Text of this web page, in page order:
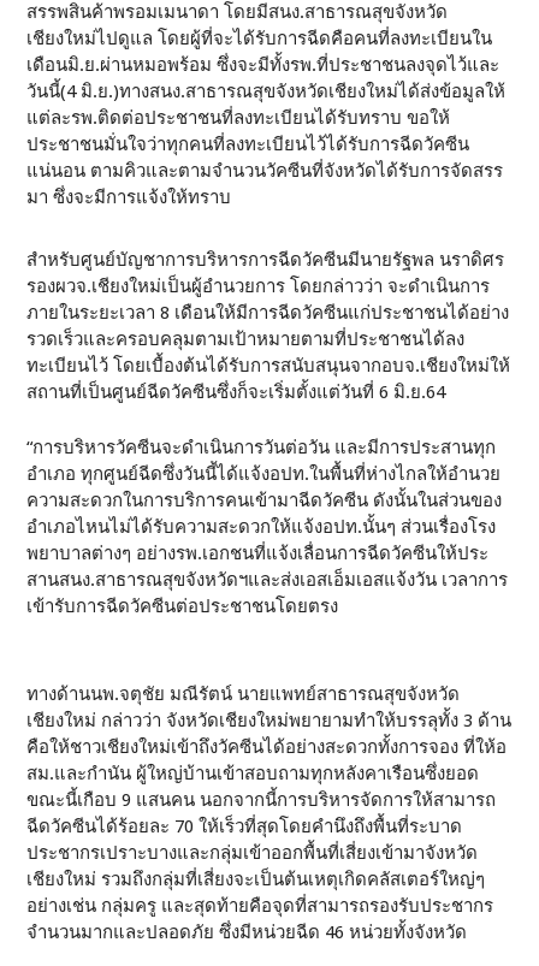
สรรพสินค้าพรอมเมนาดา โดยมีสนง.สาธารณสุขจังหวัด
เชียงใหม่ไปดูแล โดยผู้ที่จะได้รับการฉีดคือคนที่ลงทะเบียนใน
เดือนมิ.ย.ผ่านหมอพร้อม ซึ่งจะมีทั้งรพ.ที่ประชาชนลงจุดไว้และ
วันนี้(4 มิ.ย.)ทางสนง.สาธารณสุขจังหวัดเชียงใหม่ได้ส่งข้อมูลให้
แต่ละรพ.ติดต่อประชาชนที่ลงทะเบียนได้รับทราบ ขอให้
ประชาชนมั่นใจว่าทุกคนที่ลงทะเบียนไว้ได้รับการฉีดวัคซีน
แน่นอน ตามคิวและตามจำนวนวัคซีนที่จังหวัดได้รับการจัดสรร
มา ซึ่งจะมีการแจ้งให้ทราบ
สำหรับศูนย์บัญชาการบริหารการฉีดวัคซีนมีนายรัฐพล นราดิศร
รองผวจ.เชียงใหม่เป็นผู้อำนวยการ โดยกล่าวว่า จะดำเนินการ
ภายในระยะเวลา 8 เดือนให้มีการฉีดวัคซีนแก่ประชาชนได้อย่าง
รวดเร็วและครอบคลุมตามเป้าหมายตามที่ประชาชนได้ลง
ทะเบียนไว้ โดยเบื้องต้นได้รับการสนับสนุนจากอบจ.เชียงใหม่ให้
สถานที่เป็นศูนย์ฉีดวัคซีนซึ่งก็จะเริ่มตั้งแต่วันที่ 6 มิ.ย.64
“การบริหารวัคซีนจะดำเนินการวันต่อวัน และมีการประสานทุก
อำเภอ ทุกศูนย์ฉีดซึ่งวันนี้ได้แจ้งอปท.ในพื้นที่ห่างไกลให้อำนวย
ความสะดวกในการบริการคนเข้ามาฉีดวัคซีน ดังนั้นในส่วนของ
อำเภอไหนไม่ได้รับความสะดวกให้แจ้งอปท.นั้นๆ ส่วนเรื่องโรง
พยาบาลต่างๆ อย่างรพ.เอกชนที่แจ้งเลื่อนการฉีดวัคซีนให้ประ
สานสนง.สาธารณสุขจังหวัดฯและส่งเอสเอ็มเอสแจ้งวัน เวลาการ
เข้ารับการฉีดวัคซีนต่อประชาชนโดยตรง
ทางด้านนพ.จตุชัย มณีรัตน์ นายแพทย์สาธารณสุขจังหวัด
เชียงใหม่ กล่าวว่า จังหวัดเชียงใหม่พยายามทำให้บรรลุทั้ง 3 ด้าน
คือให้ชาวเชียงใหม่เข้าถึงวัคซีนได้อย่างสะดวกทั้งการจอง ที่ให้อ
สม.และกำนัน ผู้ใหญ่บ้านเข้าสอบถามทุกหลังคาเรือนซึ่งยอด
ขณะนี้เกือบ 9 แสนคน นอกจากนี้การบริหารจัดการให้สามารถ
ฉีดวัคซีนได้ร้อยละ 70 ให้เร็วที่สุดโดยคำนึงถึงพื้นที่ระบาด
ประชากรเปราะบางและกลุ่มเข้าออกพื้นที่เสี่ยงเข้ามาจังหวัด
เชียงใหม่ รวมถึงกลุ่มที่เสี่ยงจะเป็นต้นเหตุเกิดคลัสเตอร์ใหญ่ๆ
อย่างเช่น กลุ่มครู และสุดท้ายคือจุดที่สามารถรองรับประชากร
จำนวนมากและปลอดภัย ซึ่งมีหน่วยฉีด 46 หน่วยทั้งจังหวัด